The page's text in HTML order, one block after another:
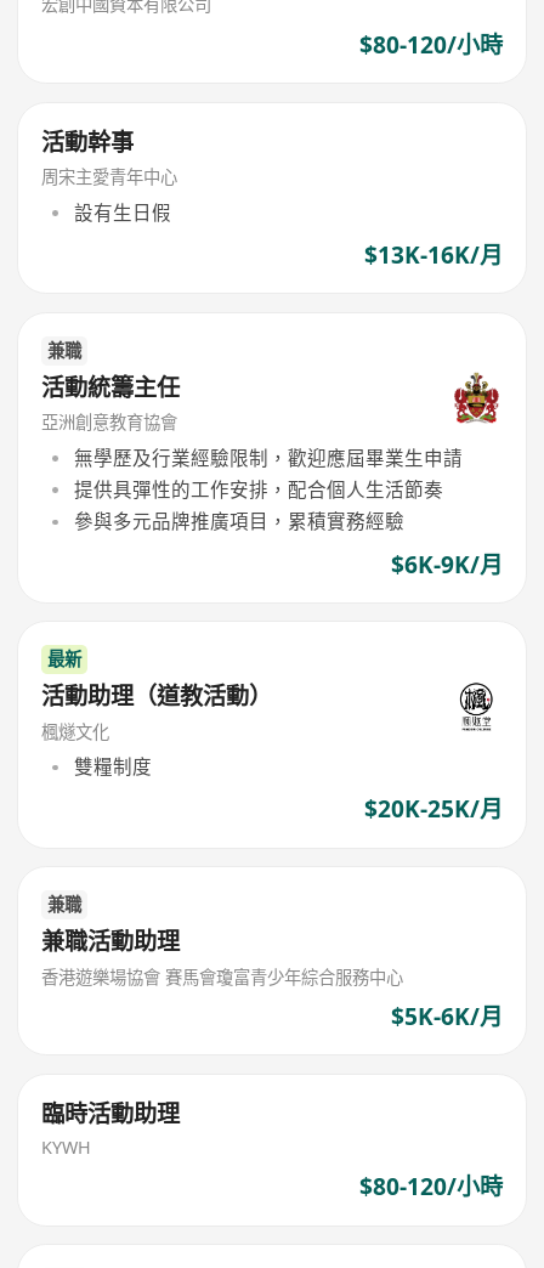
$80-120/小時
活動幹事
周宋主愛青年中心
設有生日假
$13K-16K/月
兼職
活動統籌主任
亞洲創意教育協會
無學歷及行業經驗限制，歡迎應屆畢業生申請
提供具彈性的工作安排，配合個人生活節奏
參與多元品牌推廣項目，累積實務經驗
$6K-9K/月
最新
活動助理（道教活動）
楓燧文化
雙糧制度
$20K-25K/月
兼職
兼職活動助理
香港遊樂場協會 賽馬會瓊富青少年綜合服務中心
$5K-6K/月
臨時活動助理
KYWH
$80-120/小時